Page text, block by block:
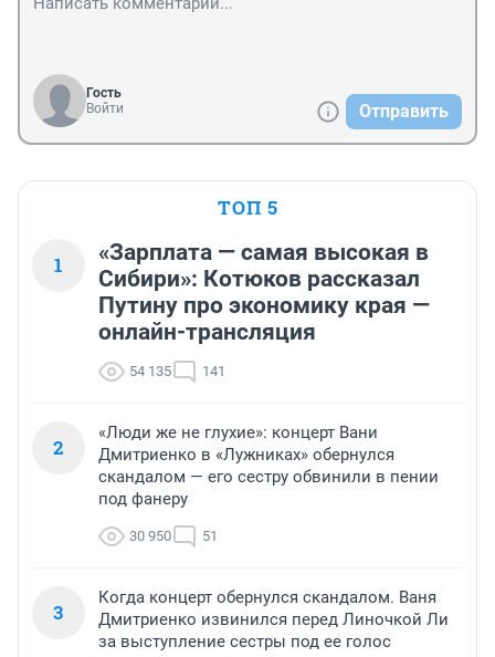
Гость
Войти
Отправить
ТОП 5
1
«Зарплата — самая высокая в
Сибири»: Котюков рассказал
Путину про экономику края —
онлайн-трансляция
54 135 141
2
«Люди же не глухие»: концерт Вани
Дмитриенко в «Лужниках» обернулся
скандалом — его сестру обвинили в пении
под фанеру
30 950 51
3
Когда концерт обернулся скандалом. Ваня
Дмитриенко извинился перед Линочкой Ли
за выступление сестры под ее голос